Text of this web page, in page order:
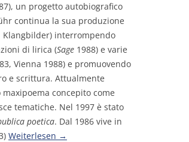
un progetto autobiografico
continua la sua produzione
Klangbilder) interrompendo
di lirica (Sage 1988) e varie
Vienna 1988) e promuovendo
e scrittura. Attualmente
concepito come
tematiche. Nel 1997 è stato
poetica. Dal 1986 vive in
Weiterlesen →